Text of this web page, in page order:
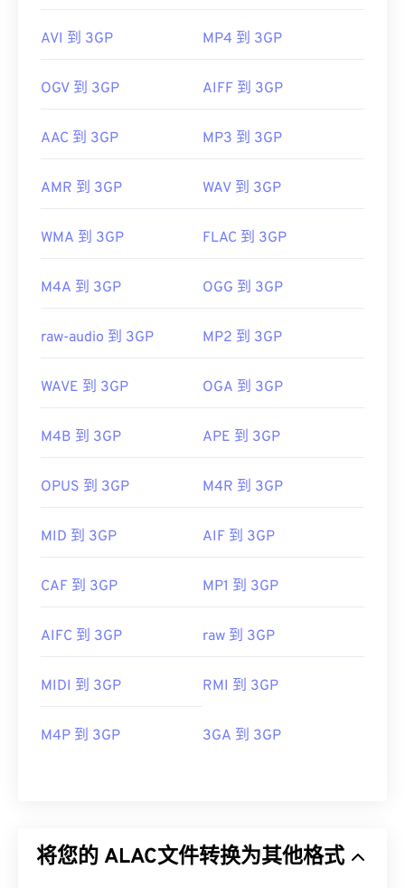
AVI 到 3GP MP4 到 3GP
OGV 到 3GP AIFF 到 3GP
AAC 到 3GP MP3 到 3GP
AMR 到 3GP WAV 到 3GP
WMA 到 3GP FLAC 到 3GP
M4A 到 3GP OGG 到 3GP
raw-audio 到 3GP MP2 到 3GP
WAVE 到 3GP OGA 到 3GP
M4B 到 3GP APE 到 3GP
OPUS 到 3GP M4R 到 3GP
MID 到 3GP AIF 到 3GP
CAF 到 3GP MP1 到 3GP
AIFC 到 3GP raw 到 3GP
MIDI 到 3GP RMI 到 3GP
M4P 到 3GP 3GA 到 3GP
将您的 ALAC文件转换为其他格式